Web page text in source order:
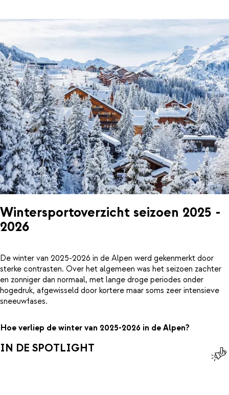
Wintersportoverzicht seizoen 2025 -
2026
De winter van 2025-2026 in de Alpen werd gekenmerkt door
sterke contrasten. Over het algemeen was het seizoen zachter
en zonniger dan normaal, met lange droge periodes onder
hogedruk, afgewisseld door kortere maar soms zeer intensieve
sneeuwfases.
Hoe verliep de winter van 2025-2026 in de Alpen?
IN DE SPOTLIGHT